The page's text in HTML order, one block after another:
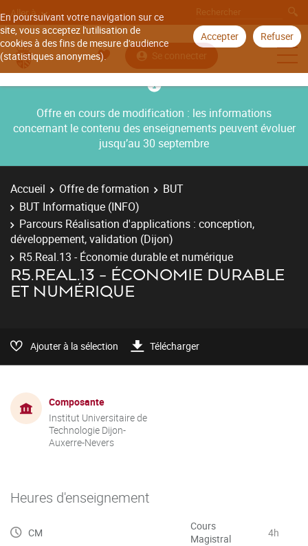
En poursuivant votre navigation sur ce
site, vous acceptez l'utilisation de
cookies à des fins de mesure d'audience
(statistiques anonymes).
Accepter Refuser
Aller à
Se connecter
Offre en cours de modification : les informations
concernant le contenu des enseignements peuvent évoluer
jusqu’au 30 septembre
Accueil Offre de formation
BUT
BUT Informatique (INFO)
Parcours Réalisation d'applications : conception,
développement, validation (Dijon)
R5.Real.13 - Économie durable et numérique
R5.REAL.13 - ÉCONOMIE DURABLE
ET NUMÉRIQUE
Ajouter à la sélection Télécharger
Composante
Institut Universitaire de
Technologie Dijon-
Auxerre-Nevers
Heures d'enseignement
CM
Cours
Magistral
4h